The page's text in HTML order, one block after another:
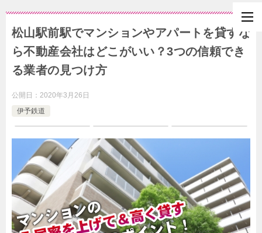
松山駅前駅でマンションやアパートを貸すな
ら不動産会社はどこがいい？3つの信頼でき
る業者の見つけ方
公開日： 2020年3月26日
伊予鉄道